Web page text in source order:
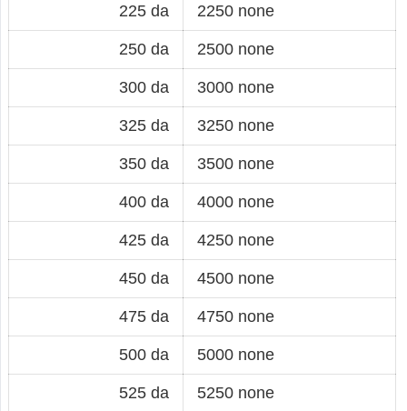
225 da 2250 none
250 da 2500 none
300 da 3000 none
325 da 3250 none
350 da 3500 none
400 da 4000 none
425 da 4250 none
450 da 4500 none
475 da 4750 none
500 da 5000 none
525 da 5250 none